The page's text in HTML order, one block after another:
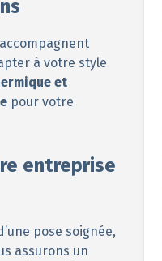
à votre style
et
pour votre
entreprise
pose soignée,
assurons un